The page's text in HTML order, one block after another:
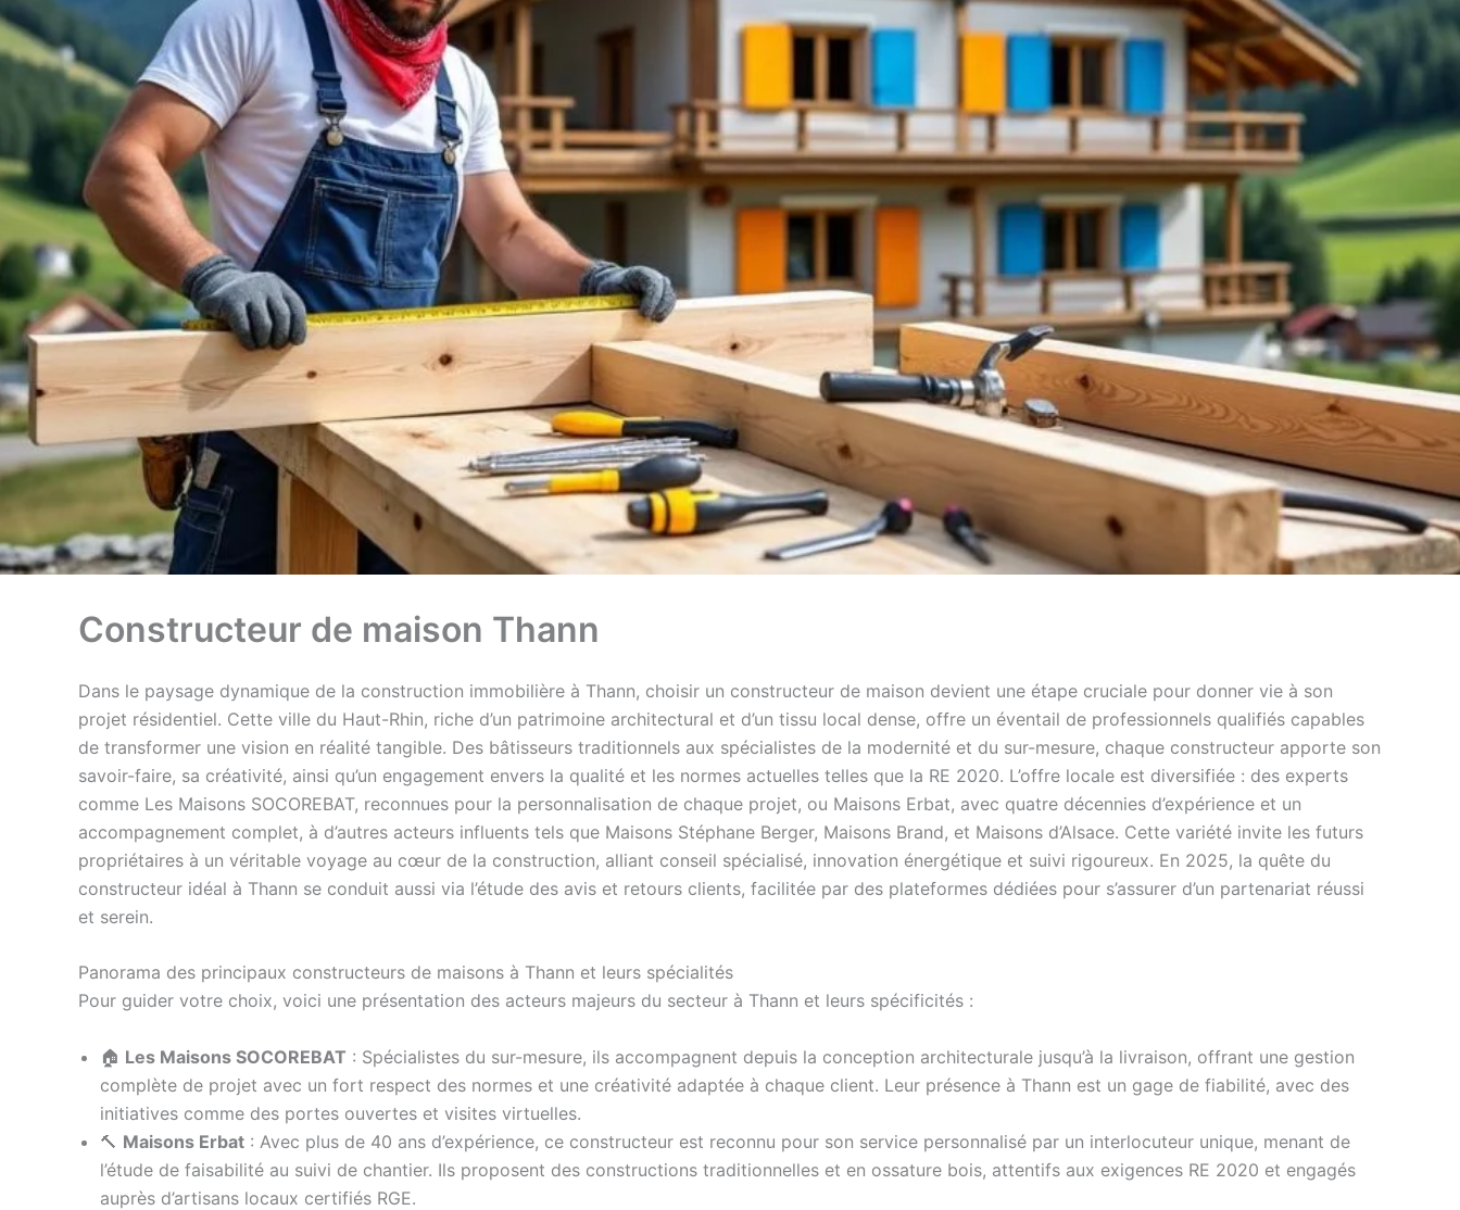
Constructeur de maison Thann
Dans le paysage dynamique de la construction immobilière à Thann, choisir un constructeur de maison devient une étape cruciale pour donner vie à son
projet résidentiel. Cette ville du Haut-Rhin, riche d’un patrimoine architectural et d’un tissu local dense, offre un éventail de professionnels qualifiés capables
de transformer une vision en réalité tangible. Des bâtisseurs traditionnels aux spécialistes de la modernité et du sur-mesure, chaque constructeur apporte son
savoir-faire, sa créativité, ainsi qu’un engagement envers la qualité et les normes actuelles telles que la RE 2020. L’offre locale est diversifiée : des experts
comme Les Maisons SOCOREBAT, reconnues pour la personnalisation de chaque projet, ou Maisons Erbat, avec quatre décennies d’expérience et un
accompagnement complet, à d’autres acteurs influents tels que Maisons Stéphane Berger, Maisons Brand, et Maisons d’Alsace. Cette variété invite les futurs
propriétaires à un véritable voyage au cœur de la construction, alliant conseil spécialisé, innovation énergétique et suivi rigoureux. En 2025, la quête du
constructeur idéal à Thann se conduit aussi via l’étude des avis et retours clients, facilitée par des plateformes dédiées pour s’assurer d’un partenariat réussi
et serein.
Panorama des principaux constructeurs de maisons à Thann et leurs spécialités
Pour guider votre choix, voici une présentation des acteurs majeurs du secteur à Thann et leurs spécificités :
🏠 Les Maisons SOCOREBAT : Spécialistes du sur-mesure, ils accompagnent depuis la conception architecturale jusqu’à la livraison, offrant une gestion
complète de projet avec un fort respect des normes et une créativité adaptée à chaque client. Leur présence à Thann est un gage de fiabilité, avec des
initiatives comme des portes ouvertes et visites virtuelles.
🔨 Maisons Erbat : Avec plus de 40 ans d’expérience, ce constructeur est reconnu pour son service personnalisé par un interlocuteur unique, menant de
l’étude de faisabilité au suivi de chantier. Ils proposent des constructions traditionnelles et en ossature bois, attentifs aux exigences RE 2020 et engagés
auprès d’artisans locaux certifiés RGE.